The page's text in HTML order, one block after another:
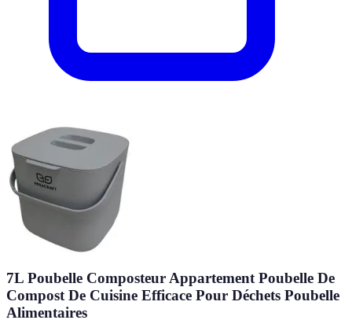
7L Poubelle Composteur Appartement Poubelle De
Compost De Cuisine Efficace Pour Déchets Poubelle
Alimentaires